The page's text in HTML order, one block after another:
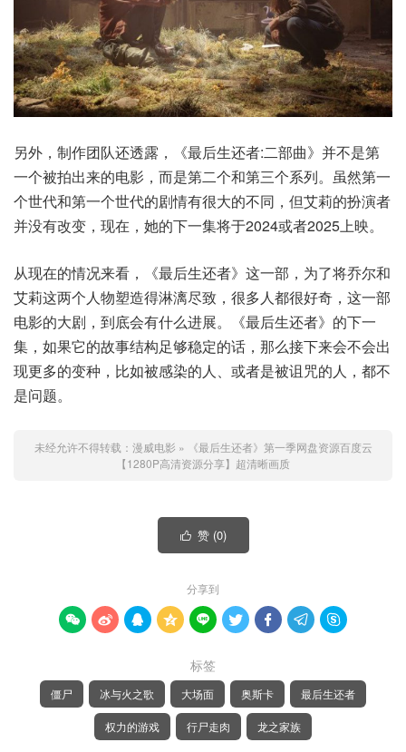
另外，制作团队还透露，《最后生还者:二部曲》并不是第
一个被拍出来的电影，而是第二个和第三个系列。虽然第一
个世代和第一个世代的剧情有很大的不同，但艾莉的扮演者
并没有改变，现在，她的下一集将于2024或者2025上映。
从现在的情况来看，《最后生还者》这一部，为了将乔尔和
艾莉这两个人物塑造得淋漓尽致，很多人都很好奇，这一部
电影的大剧，到底会有什么进展。《最后生还者》的下一
集，如果它的故事结构足够稳定的话，那么接下来会不会出
现更多的变种，比如被感染的人、或者是被诅咒的人，都不
是问题。
未经允许不得转载： 漫威电影 »
《最后生还者》第一季网盘资源百度云
【1280P高清资源分享】超清晰画质
 赞 (0)
分享到
        
标签
僵尸 冰与火之歌 大场面 奥斯卡 最后生还者
权力的游戏 行尸走肉 龙之家族